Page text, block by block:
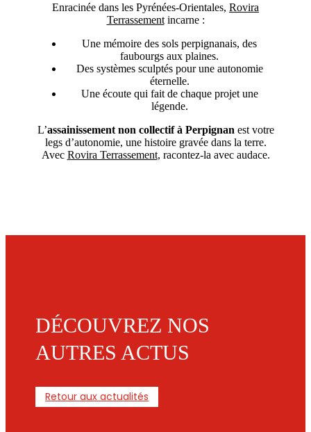
Enracinée dans les Pyrénées-Orientales, Rovira
Terrassementincarne :
Une mémoire des sols perpignanais, des
faubourgs aux plaines.
Des systèmes sculptés pour une autonomie
éternelle.
Une écoute qui fait de chaque projet une
légende.
L’assainissement non collectif à Perpignan est votre
legs d’autonomie, une histoire gravée dans la terre.
Avec Rovira Terrassement, racontez-la avec audace.
DÉCOUVREZ NOS
AUTRES ACTUS
Retour aux actualités